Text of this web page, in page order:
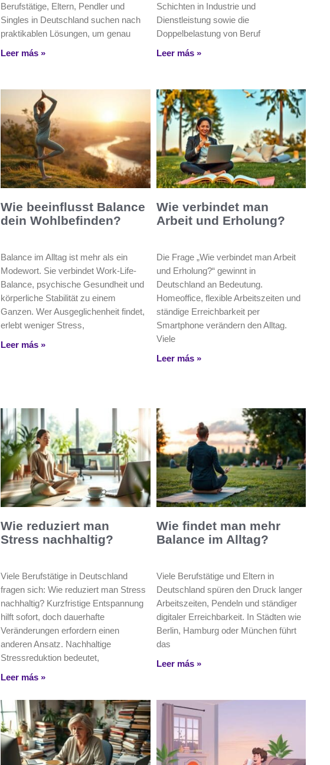
Berufstätige, Eltern, Pendler und
Singles in Deutschland suchen nach
praktikablen Lösungen, um genau
Leer más »
Schichten in Industrie und
Dienstleistung sowie die
Doppelbelastung von Beruf
Leer más »
Wie beeinflusst Balance
dein Wohlbefinden?
Balance im Alltag ist mehr als ein
Modewort. Sie verbindet Work-Life-
Balance, psychische Gesundheit und
körperliche Stabilität zu einem
Ganzen. Wer Ausgeglichenheit findet,
erlebt weniger Stress,
Leer más »
Wie verbindet man
Arbeit und Erholung?
Die Frage „Wie verbindet man Arbeit
und Erholung?“ gewinnt in
Deutschland an Bedeutung.
Homeoffice, flexible Arbeitszeiten und
ständige Erreichbarkeit per
Smartphone verändern den Alltag.
Viele
Leer más »
Wie reduziert man
Stress nachhaltig?
Viele Berufstätige in Deutschland
fragen sich: Wie reduziert man Stress
nachhaltig? Kurzfristige Entspannung
hilft sofort, doch dauerhafte
Veränderungen erfordern einen
anderen Ansatz. Nachhaltige
Stressreduktion bedeutet,
Leer más »
Wie findet man mehr
Balance im Alltag?
Viele Berufstätige und Eltern in
Deutschland spüren den Druck langer
Arbeitszeiten, Pendeln und ständiger
digitaler Erreichbarkeit. In Städten wie
Berlin, Hamburg oder München führt
das
Leer más »